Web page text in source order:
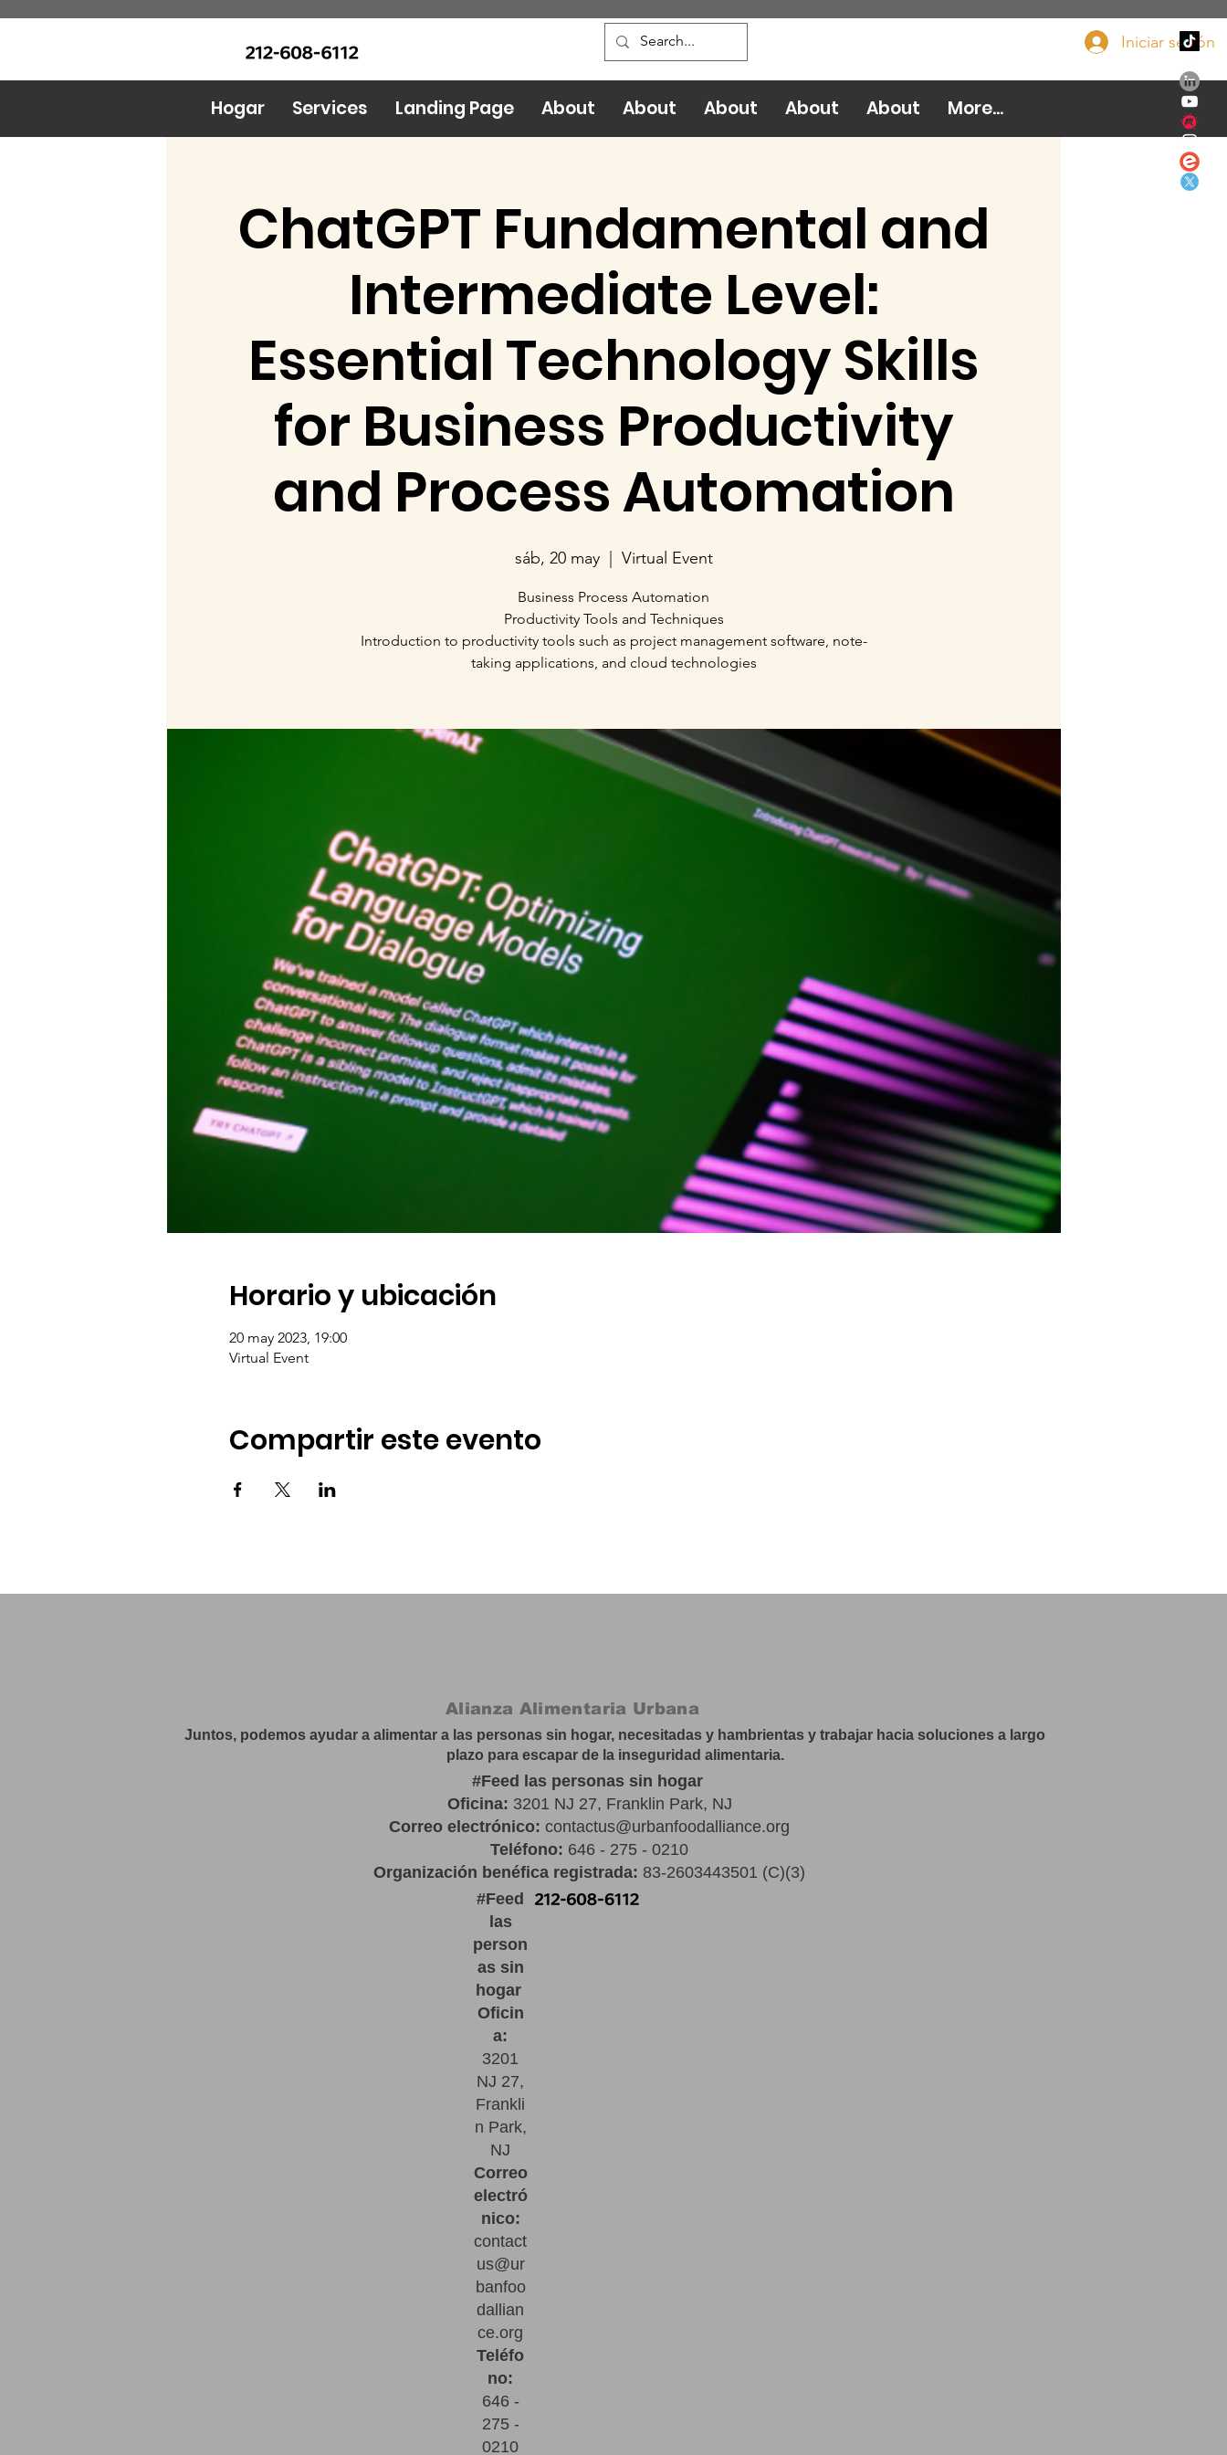
(Pregunte por Real
Iniciar sesión
ChatGPT Fundamental and
Intermediate Level:
Essential Technology Skills
for Business Productivity
and Process Automation
sáb, 20 may
  |
Virtual Event
Business Process Automation
Productivity Tools and Techniques
Introduction to productivity tools such as project management software, note-
taking applications, and cloud technologies
Horario y ubicación
20 may 2023, 19:00
Virtual Event
Compartir este evento
Hogar Services Landing Page About About About About About More...
Alianza Alimentaria Urbana
Juntos, podemos ayudar a alimentar a las personas sin hogar, necesitadas y hambrientas y trabajar hacia soluciones a largo
plazo para escapar de la inseguridad alimentaria.
#Feed las personas sin hogar
Oficina: 3201 NJ 27, Franklin Park, NJ
Correo electrónico: contactus@urbanfoodalliance.org
Teléfono: 646 - 275 - 0210
Organización benéfica registrada: 83-2603443501 (C)(3)
#Feed
las
person
as sin
hogar
Oficin
a:
3201
NJ 27,
Frankli
n Park,
NJ
Correo
electró
nico:
contact
us@ur
banfoo
dallian
ce.org
Teléfo
no:
646 -
275 -
0210